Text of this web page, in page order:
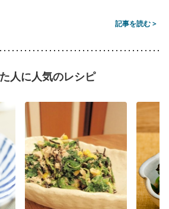
記事を読む >
人に人気のレシピ